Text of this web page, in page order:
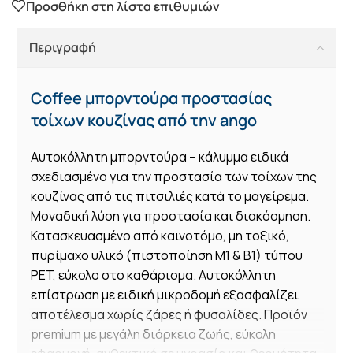
Προσθήκη στη λίστα επιθυμιών
Περιγραφή
Coffee μπορντούρα προστασίας
τοίχων κουζίνας από την ango
Αυτοκόλλητη μπορντούρα – κάλυμμα ειδικά
σχεδιασμένο για την προστασία των τοίχων της
κουζίνας από τις πιτσιλιές κατά το μαγείρεμα.
Μοναδική λύση για προστασία και διακόσμηση.
Κατασκευασμένο από καινοτόμο, μη τοξικό,
πυρίμαχο υλικό (πιστοποίηση Μ1 & Β1) τύπου
PET, εύκολο στο καθάρισμα. Αυτοκόλλητη
επίστρωση με ειδική μικροδομή εξασφαλίζει
αποτέλεσμα χωρίς ζάρες ή φυσαλίδες. Προϊόν
premium με μεγάλη διάρκεια ζωής, εύκολη